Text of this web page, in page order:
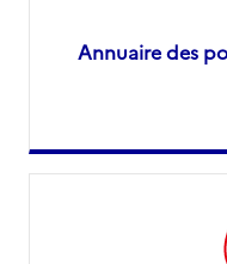
Annuaire des